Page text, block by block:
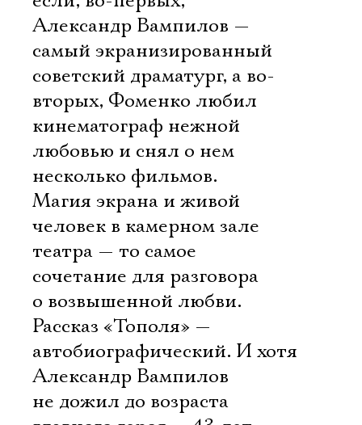
Александр Вампилов —
самый экранизированный
советский драматург, а во-
вторых, Фоменко любил
кинематограф нежной
любовью и снял о нем
несколько фильмов.
Магия экрана и живой
человек в камерном зале
театра — то самое
сочетание для разговора
о возвышенной любви.
Рассказ «Тополя» —
автобиографический. И хотя
Александр Вампилов
не дожил до возраста